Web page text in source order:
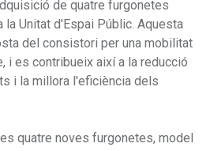
de quatre furgonetes
Unitat d'Espai Públic. Aquesta
del consistori per una mobilitat
i es contribueix així a la reducció
i la millora l'eficiència dels
quatre noves furgonetes, model